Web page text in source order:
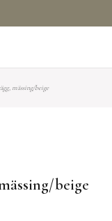
mässing/beige
beige